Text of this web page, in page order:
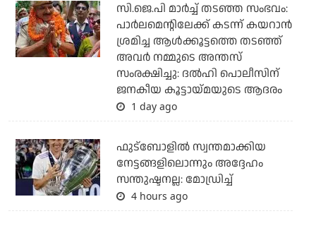
സി.ജെ.പി മാര്‍ച്ച് തടഞ്ഞ സംഭവം:
പാര്‍ലമെന്റിലേക്ക് കടന്ന് കയറാന്‍
ശ്രമിച്ച ആള്‍ക്കൂട്ടത്തെ തടഞ്ഞ്
അവര്‍ നമ്മുടെ അന്തസ്
സംരക്ഷിച്ചു: ദല്‍ഹി പൊലീസിന്
ജനകീയ കൂട്ടായ്മയുടെ ആദരം
1 day ago
ഫുട്ബോളില്‍ സ്വന്തമാക്കിയ
നേട്ടങ്ങളിലൊന്നും അദ്ദേഹം
സന്തുഷ്ടനല്ല: മോഡ്രിച്ച്
4 hours ago